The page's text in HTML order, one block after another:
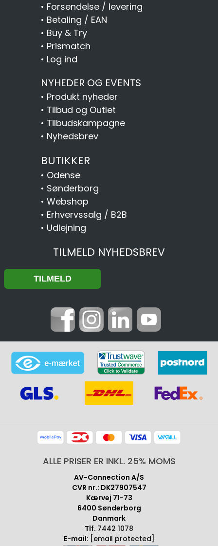
• Forsendelse / levering
• Betaling / EAN
• Buy & Try
• Prismatch
• Log ind
NYHEDER OG EVENTS
• Produkt nyheder
• Tilbud og Outlet
• Tilbudskampagne
• Nyhedsbrev
BUTIKKER
• Odense
• Sønderborg
• Webshop
• Erhvervssalg / B2B
• Udlejning
TILMELD NYHEDSBREV
ALLE PRISER ER INKL. 25% MOMS
AV-Connection A/S
CVR nr.: DK27907547
Kærvej 71-73
6400 Sønderborg
Danmark
Tlf. 7442 1078
E-mail: [email protected]